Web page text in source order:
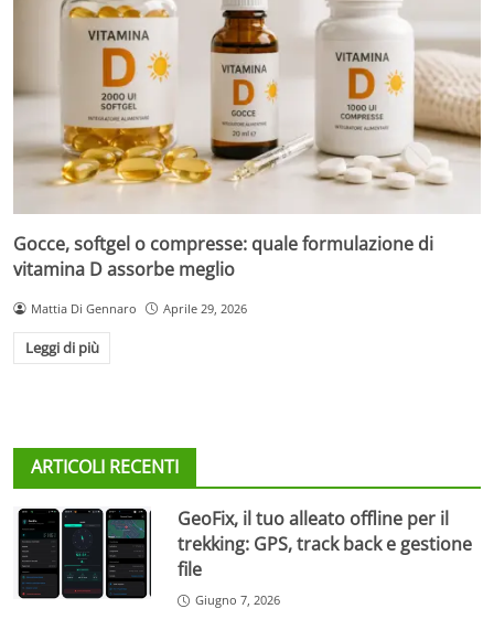
Gocce, softgel o compresse: quale formulazione di
vitamina D assorbe meglio
Mattia Di Gennaro Aprile 29, 2026
Leggi di più
ARTICOLI RECENTI
GeoFix, il tuo alleato offline per il
trekking: GPS, track back e gestione
file
Giugno 7, 2026